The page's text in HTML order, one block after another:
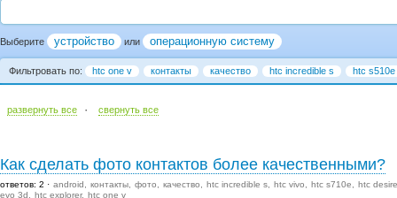
Выберите устройство или операционную систему
Фильтровать по: htc one v контакты качество htc incredible s htc s510e
развернуть все · cвернуть все
Как сделать фото контактов более качественными?
ответов: 2 android контакты фото качество htc incredible s htc vivo htc s710e
htc
evo 3d
htc explorer htc one v